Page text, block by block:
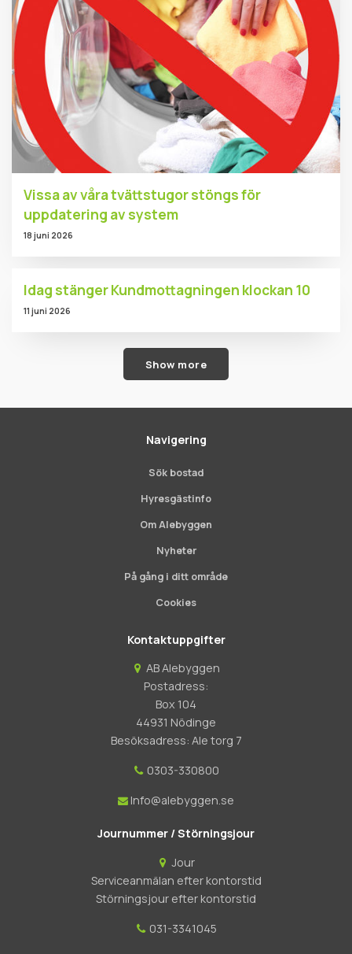
Vissa av våra tvättstugor stöngs för
uppdatering av system
18 juni 2026
Idag stänger Kundmottagningen klockan 10
11 juni 2026
Show more
Navigering
Sök bostad
Hyresgästinfo
Om Alebyggen
Nyheter
På gång i ditt område
Cookies
Kontaktuppgifter
AB Alebyggen
Postadress:
Box 104
44931 Nödinge
Besöksadress: Ale torg 7
0303-330800
Info@alebyggen.se
Journummer / Störningsjour
Jour
Serviceanmälan efter kontorstid
Störningsjour efter kontorstid
031-3341045